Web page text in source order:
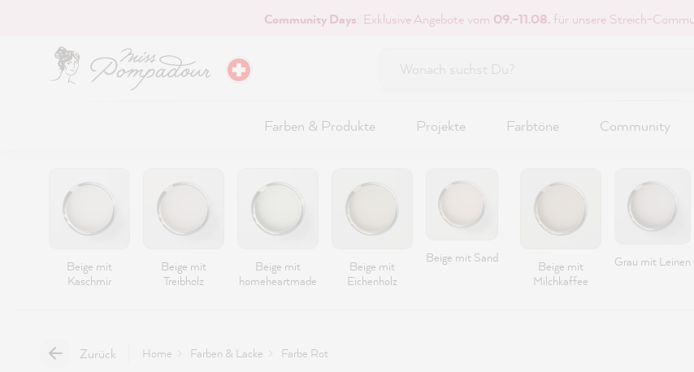
Community Days: Exklusive Angebote vom 09.–11.08.für unsere Streich-
Farben & Produkte Projekte Farbtöne Community
Beige mit
Kaschmir
Beige mit
Treibholz
Beige mit
homeheartmade
Beige mit
Eichenholz
Beige mit Sand
Beige mit
Milchkaffee
Grau mit Leinen
Zurück Home Farben & Lacke Farbe Rot